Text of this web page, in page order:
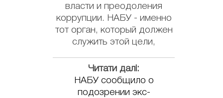
власти и преодоления
коррупции. НАБУ - именно
тот орган, который должен
служить этой цели,
Читати далі:
НАБУ сообщило о
подозрении экс-